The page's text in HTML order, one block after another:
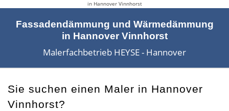
Malerarbeiten
Tapezierarbeiten
Fassadendämmung und Wärmedämmung
in Hannover Vinnhorst
Malerfachbetrieb HEYSE - Hannover
Sie suchen einen Maler in Hannover
Vinnhorst?